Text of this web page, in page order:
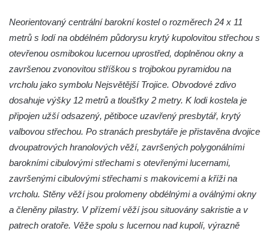
Kaple svaté Alžběty Durynské v Dolních
Křečanech
Bývalá márnice u hřbitova v Dubé
Kostel Nalezení svatého Kříže v Dubé
Kostel Nanebevzetí Panny Marie v
Úněticích
Kostel svatého Klementa v Levém Hradci
Kostel Wang (Karpacz – Bierutowice,
Polsko)
Skalní kaple Nejsvětější Trojice u Česká
Neorientovaný centrální barokní kostel o rozměrech 24 x 11
metrů s lodí na obdélném půdorysu krytý kupolovitou střechou s
otevřenou osmibokou lucernou uprostřed, doplněnou okny a
završenou zvonovitou stříškou s trojbokou pyramidou na
vrcholu jako symbolu Nejsvětější Trojice. Obvodové zdivo
dosahuje výšky 12 metrů a tloušťky 2 metry. K lodi kostela je
připojen užší odsazený, pětiboce uzavřený presbytář, krytý
valbovou střechou. Po stranách presbytáře je přistavěna dvojice
dvoupatrových hranolových věží, završených polygonálními
barokními cibulovými střechami s otevřenými lucernami,
završenými cibulovými střechami s makovicemi a kříži na
vrcholu. Stěny věží jsou prolomeny obdélnými a oválnými okny
a členěny pilastry. V přízemí věží jsou situovány sakristie a v
patrech oratoře. Věže spolu s lucernou nad kupolí, výrazně